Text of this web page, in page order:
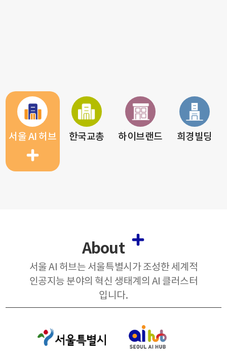
서울 AI 허브 한국교총 하이브랜드 희경빌딩
About
서울 AI 허브는 서울특별시가 조성한 세계적
인공지능 분야의 혁신 생태계의 AI 클러스터
입니다.